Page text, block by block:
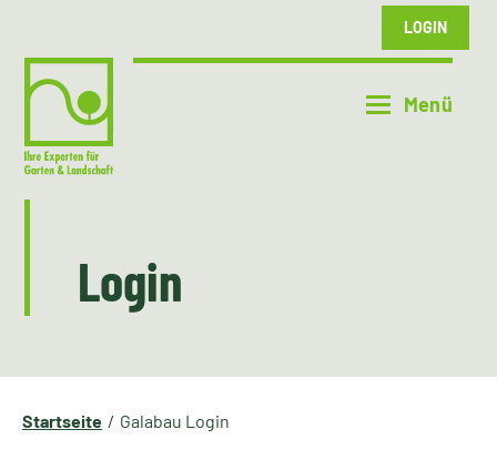
LOGIN
Login
Startseite Galabau Login